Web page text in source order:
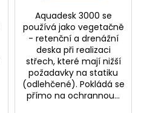
Aquadesk 3000 se
používá jako vegetačně
- retenční a drenážní
deska při realizaci
střech, které mají nižší
požadavky na statiku
(odlehčené). Pokládá se
přímo na ochrannou...